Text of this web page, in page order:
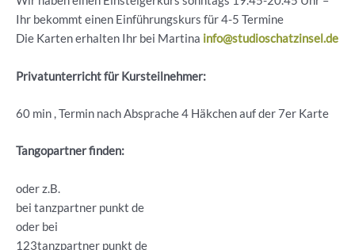
Ihr bekommt einen Einführungskurs für 4-5 Termine
Die Karten erhalten Ihr bei Martina info@studioschatzinsel.de
Privatunterricht für Kursteilnehmer:
60 min , Termin nach Absprache 4 Häkchen auf der 7er Karte
Tangopartner finden:
oder z.B.
bei tanzpartner punkt de
oder bei
123tanzpartner punkt de